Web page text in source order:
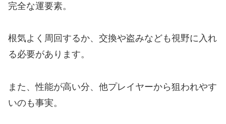
完全な運要素。
根気よく周回するか、交換や盗みなども視野に入れ
る必要があります。
また、性能が高い分、他プレイヤーから狙われやす
いのも事実。